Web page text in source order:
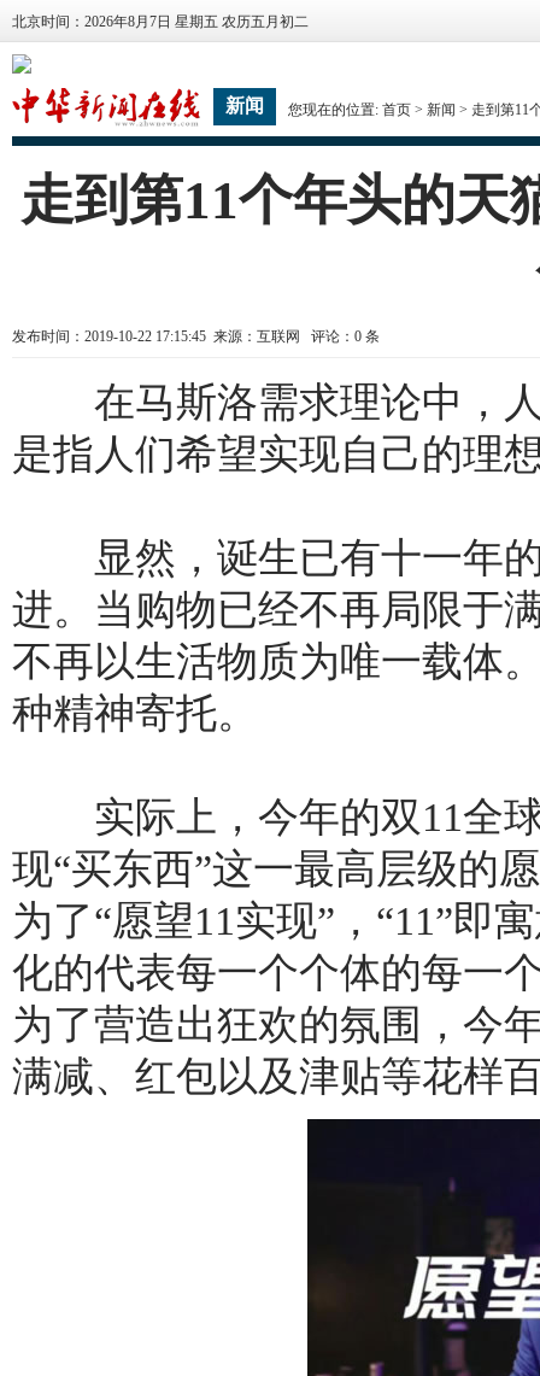
北京时间：2026年8月7日 星期五 农历五月初二
新闻 您现在的位置:首页 >新闻 > 走到第11
走到第11个年头的天
发布时间：2019-10-22 17:15:45 来源：互联网 评论： 0 条
在马斯洛需求理论中，
是指人们希望实现自己的理
显然，诞生已有十一年的
进。当购物已经不再局限于
不再以生活物质为唯一载体
种精神寄托。
实际上，今年的双11全球
现“买东西”这一最高层级的
为了“愿望11实现”，“11”即
化的代表每一个个体的每一
为了营造出狂欢的氛围，今
满减、红包以及津贴等花样